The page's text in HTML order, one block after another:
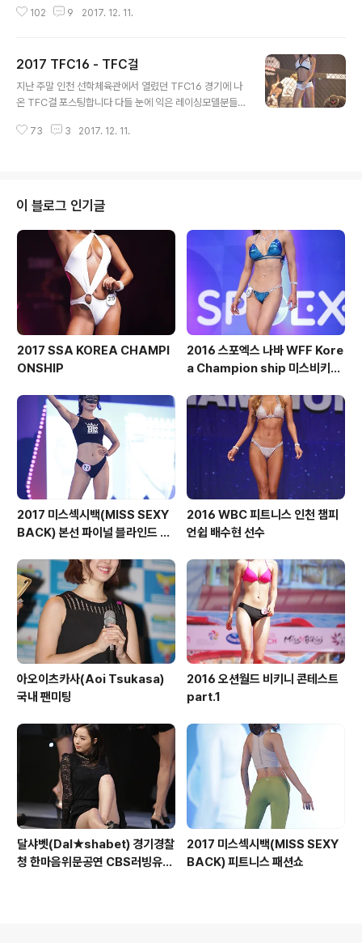
102 9 2017. 12. 11.
2017 TFC16 - TFC걸
지난 주말 인천 선학체육관에서 열렸던 TFC16 경기에 나
온 TFC걸 포스팅합니다 다들 눈에 익은 레이싱모델분들
까지 총 5명이 이번 TFC16 TFC걸로 나왔네요
73 3 2017. 12. 11.
이 블로그 인기글
2017 SSA KOREA CHAMPI
ONSHIP
2016 스포엑스 나바 WFF Kore
a Champion ship 미스비키니
2017 미스섹시백(MISS SEXY
BACK) 본선 파이널 블라인드 심
2016 WBC 피트니스 인천 챔피
언쉽 배수현 선수
아오이츠카사(Aoi Tsukasa)
국내 팬미팅
2016 오션월드 비키니 콘테스트
part.1
달샤벳(Dal★shabet) 경기경찰
청 한마음위문공연 CBS러빙유콘
2017 미스섹시백(MISS SEXY
BACK) 피트니스 패션쇼